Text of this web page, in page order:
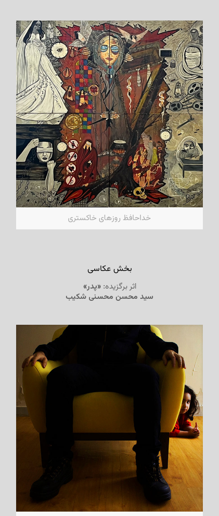
خداحافظ روزهای خاکستری
بخش عکاسی
اثر برگزیده: «پدر»
سید محسن محسنی شکیب